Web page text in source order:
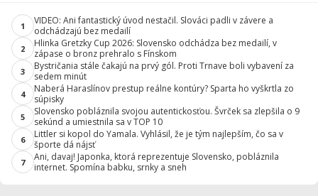
1
VIDEO: Ani fantastický úvod nestačil. Slováci padli v závere a
odchádzajú bez medailí
2
Hlinka Gretzky Cup 2026: Slovensko odchádza bez medailí, v
zápase o bronz prehralo s Fínskom
3
Bystričania stále čakajú na prvý gól. Proti Trnave boli vybavení za
sedem minút
4
Naberá Haraslínov prestup reálne kontúry? Sparta ho vyškrtla zo
súpisky
5
Slovensko pobláznila svojou autentickosťou. Švrček sa zlepšila o 9
sekúnd a umiestnila sa v TOP 10
6
Littler si kopol do Yamala. Vyhlásil, že je tým najlepším, čo sa v
športe dá nájsť
7
Ani, davaj! Japonka, ktorá reprezentuje Slovensko, pobláznila
internet. Spomína babku, srnky a sneh